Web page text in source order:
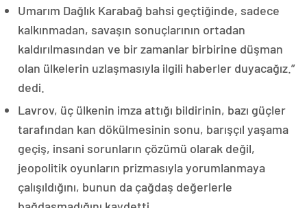
Umarım Dağlık Karabağ bahsi geçtiğinde, sadece
kalkınmadan, savaşın sonuçlarının ortadan
kaldırılmasından ve bir zamanlar birbirine düşman
olan ülkelerin uzlaşmasıyla ilgili haberler duyacağız.”
dedi.
Lavrov, üç ülkenin imza attığı bildirinin, bazı güçler
tarafından kan dökülmesinin sonu, barışçıl yaşama
geçiş, insani sorunların çözümü olarak değil,
jeopolitik oyunların prizmasıyla yorumlanmaya
çalışıldığını, bunun da çağdaş değerlerle